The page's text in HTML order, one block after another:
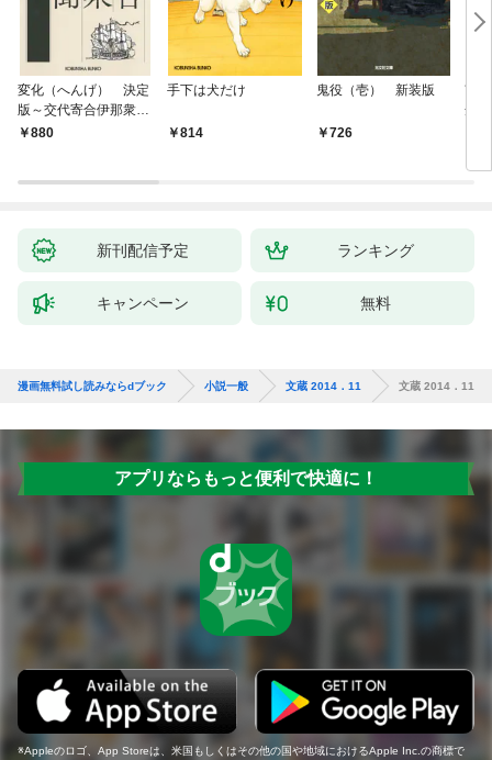
変化（へんげ） 決定
版～交代寄合伊那衆異
聞（1）～
880
手下は犬だけ
814
鬼役（壱） 新装版
726
南
舟
新刊配信予定 ランキング
キャンペーン 無料
漫画無料試し読みならdブック 小説一般 文蔵 2014．11 文蔵 2014．11
アプリならもっと便利で快適に！
Appleのロゴ、App Storeは、米国もしくはその他の国や地域におけるApple Inc.の商標で